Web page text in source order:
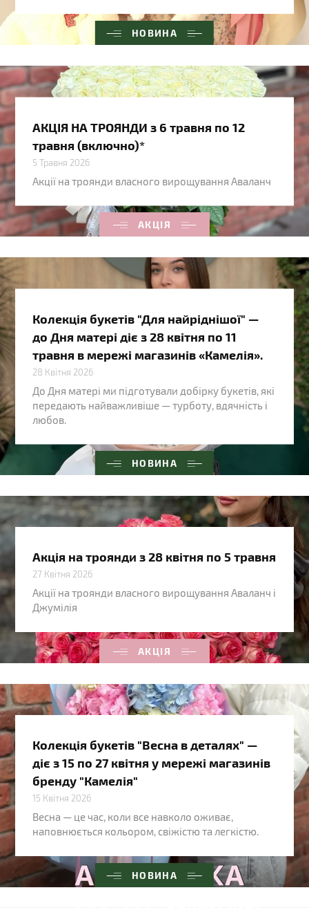
НОВИНА
АКЦІЯ
АКЦІЯ НА ТРОЯНДИ з 6 травня по 12
травня (включно)*
5 Травня 2026
Акції на троянди власного вирощування Аваланч
НОВИНА
Колекція букетів "Для найріднішої" —
до Дня матері діє з 28 квітня по 11
травня в мережі магазинів «Камелія».
28 Квітня 2026
До Дня матері ми підготували добірку букетів, які
передають найважливіше — турботу, вдячність і
любов.
АКЦІЯ
Акція на троянди з 28 квітня по 5 травня
27 Квітня 2026
Акції на троянди власного вирощування Аваланч і
Джумілія
НОВИНА
Колекція букетів "Весна в деталях" —
діє з 15 по 27 квітня у мережі магазинів
бренду "Камелія"
15 Квітня 2026
Весна — це час, коли все навколо оживає,
наповнюється кольором, свіжістю та легкістю.